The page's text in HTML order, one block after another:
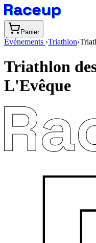
Panier
Événements ›Triathlon›
Triathlon
L'Evêque